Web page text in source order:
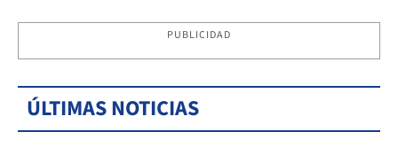
PUBLICIDAD
ÚLTIMAS NOTICIAS